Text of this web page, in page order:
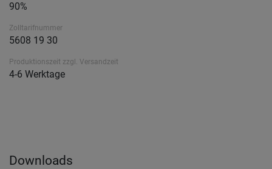
90%
Zolltarifnummer
5608 19 30
Produktionszeit zzgl. Versandzeit
4-6 Werktage
Downloads